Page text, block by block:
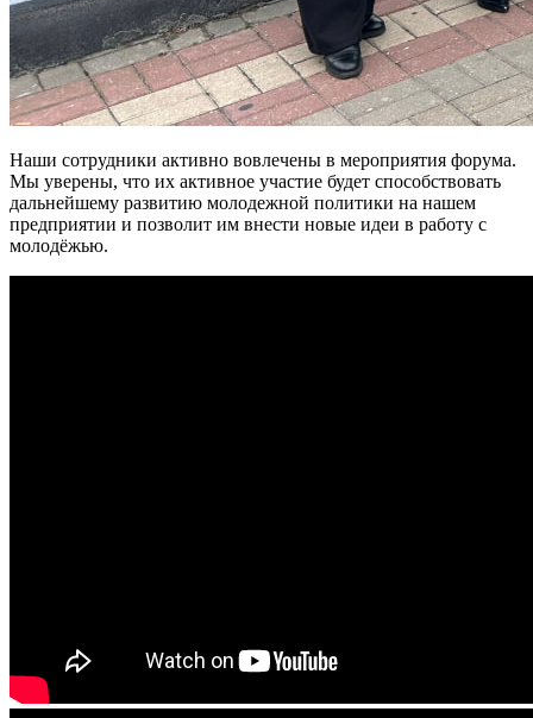
Наши сотрудники активно вовлечены в мероприятия форума.
Мы уверены, что их активное участие будет способствовать
дальнейшему развитию молодежной политики на нашем
предприятии и позволит им внести новые идеи в работу с
молодёжью.